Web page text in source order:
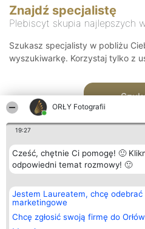
ORŁY Fotografii
19:27
Cześć, chętnie Ci pomogę! 🙂
odpowiedni temat rozmowy! 🙂
Jestem Laureatem, chcę odebrać
marketingowe
Chcę zgłosić swoją firmę do Orłów
Znajdź specjalistę
Plebiscyt skupia najlepszych
Szukasz specjalisty w pobliżu
wyszukiwarkę. Korzystaj tylko z
Organizator plebiscytu
Bright Side Solutions sp. z o.
o. sp. k.
ul. Ruska 22
Wrocław 50-079
Laureaci
wszystkich
Laureatów